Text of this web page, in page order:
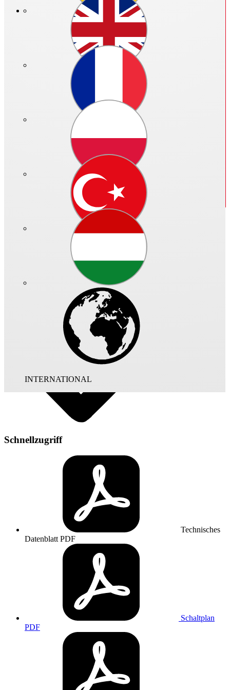
INTERNATIONAL
Bitte anmelden
Art.-Nr.: 01653 - 001
Zur automatischen Regelung von Drehstromventilatoren in
Abhängigkeit der Raumtemperatur. Fünfstufenbetrieb,
(0/80/140/200/280/400 Volt) auch manuell schaltbar. Robustes
Gehäuse aus Stahl, zweifach hellgrau lackiert. Thermostat EST,
TME 1 oder TME 4 als Steuerelement erforderlich.
Schnellzugriff
Technisches
Datenblatt PDF
Schaltplan
PDF